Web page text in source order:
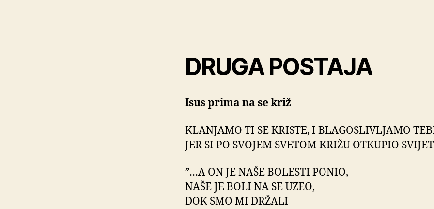
DRUGA POSTAJA
Isus prima na se križ
KLANJAMO TI SE KRISTE, I BLAGOSLIVLJAMO
JER SI PO SVOJEM SVETOM KRIŽU OTKUPIO
”…A ON JE NAŠE BOLESTI PONIO,
NAŠE JE BOLI NA SE UZEO,
DOK SMO MI DRŽALI